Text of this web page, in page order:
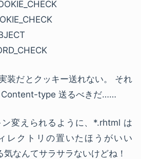
装だとクッキー送れない。 それ
Content-type 送るべきだ……
変えられるように、*.rhtml は
レクトリの置いたほうがいい
なんてサラサラないけどね！